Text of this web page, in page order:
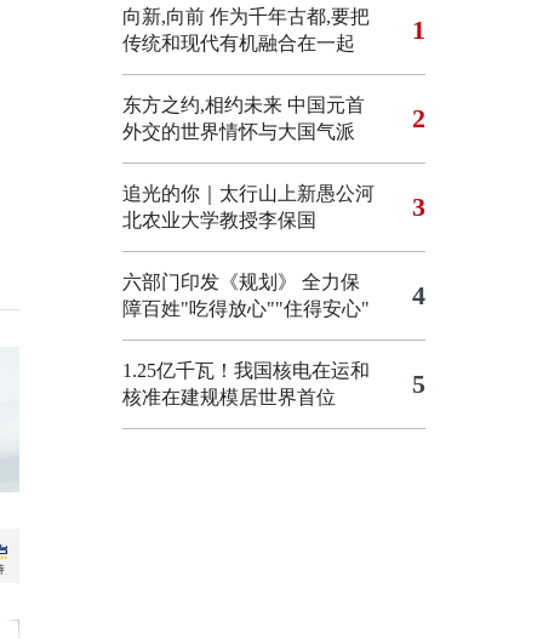
向新,向前 作为千年古都,要把
传统和现代有机融合在一起
1
东方之约,相约未来 中国元首
外交的世界情怀与大国气派
2
追光的你｜太行山上新愚公河
北农业大学教授李保国
3
六部门印发《规划》 全力保
障百姓"吃得放心""住得安心"
4
1.25亿千瓦！我国核电在运和
核准在建规模居世界首位
5